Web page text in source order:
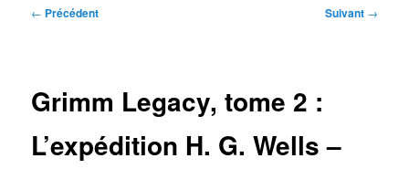
Navigation
← Précédent Suivant →
Grimm Legacy, tome 2 :
L’expédition H. G. Wells –